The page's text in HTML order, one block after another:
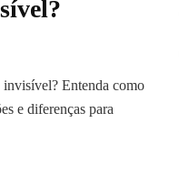
Entenda como
e diferenças para